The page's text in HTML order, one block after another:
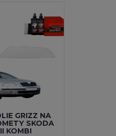
GRIZZ NA
SKODA
KOMBI